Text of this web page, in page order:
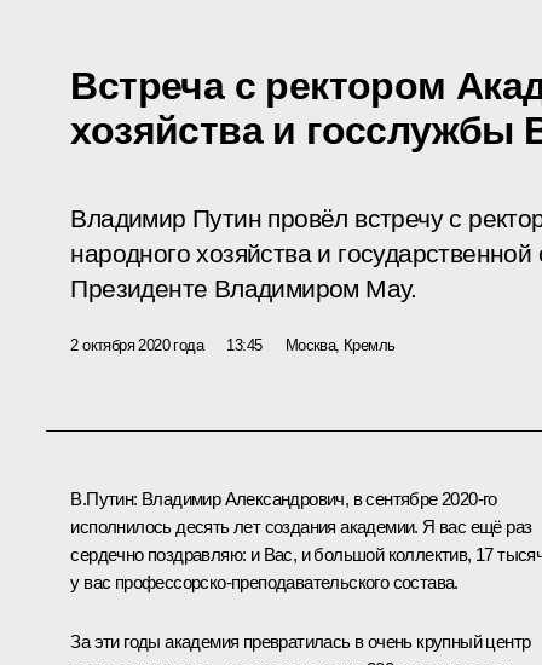
Встреча с ректором
хозяйства и
Владимир Путин провёл встречу с
народного хозяйства и
Президенте Владимиром Мау.
2 октября 2020 года 13:45 Москва, Кремль
В.Путин: Владимир Александрович, в сентябре 2020‑го
исполнилось десять лет создания академии. Я вас ещё раз
сердечно поздравляю: и Вас, и большой коллектив, 17
у вас профессорско‑преподавательского состава.
За эти годы академия превратилась в очень крупный центр